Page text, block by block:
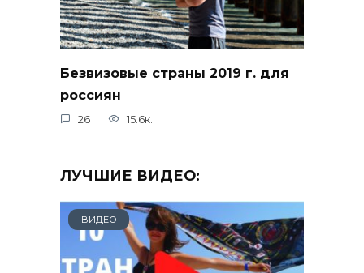
Безвизовые страны 2019 г. для
россиян
26 15.6к.
ЛУЧШИЕ ВИДЕО:
ВИДЕО